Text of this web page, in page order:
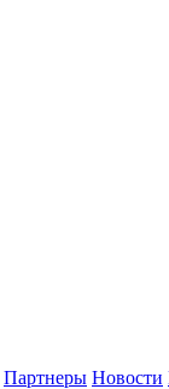
Партнеры Новости